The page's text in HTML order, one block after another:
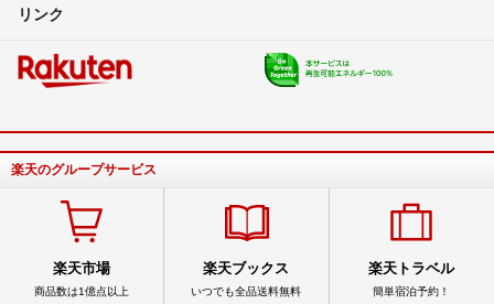
リンク
楽天のグループサービス
楽天市場
商品数は1億点以上
楽天ブックス
いつでも全品送料無料
楽天トラベル
簡単宿泊予約！